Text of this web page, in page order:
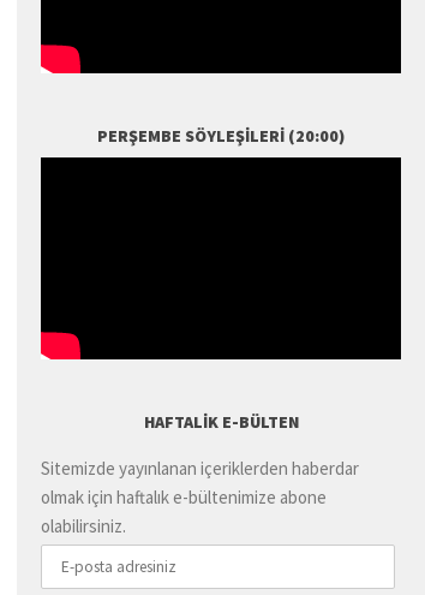
PERŞEMBE SÖYLEŞILERI (20:00)
HAFTALIK E-BÜLTEN
Sitemizde yayınlanan içeriklerden haberdar
olmak için haftalık e-bültenimize abone
olabilirsiniz.